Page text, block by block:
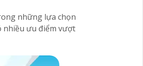
những lựa chọn
nhiều ưu điểm vượt